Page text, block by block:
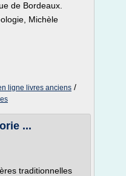
de Bordeaux.
Michèle
ligne livres anciens /
...
traditionnelles